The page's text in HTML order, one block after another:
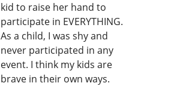
kid to raise her hand to
participate in EVERYTHING.
As a child, I was shy and
never participated in any
event. I think my kids are
brave in their own ways.